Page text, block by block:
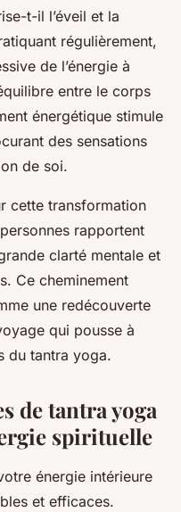
t-il l’éveil et la
régulièrement,
de l’énergie à
entre le corps
énergétique stimule
des sensations
de soi.
cette transformation
rapportent
clarté mentale et
Ce cheminement
une redécouverte
qui pousse à
du tantra yoga.
de tantra yoga
spirituelle
énergie intérieure
et efficaces.